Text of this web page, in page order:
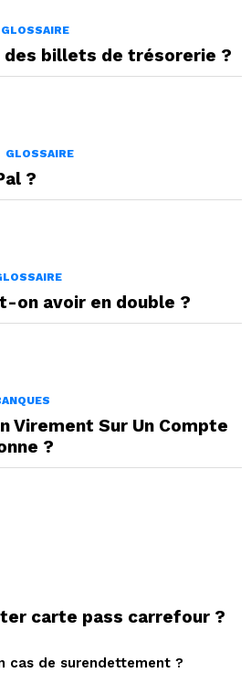
GLOSSAIRE
billets de trésorerie ?
GLOSSAIRE
?
on avoir en double ?
Virement Sur Un Compte
?
carte pass carrefour ?
cas de surendettement ?